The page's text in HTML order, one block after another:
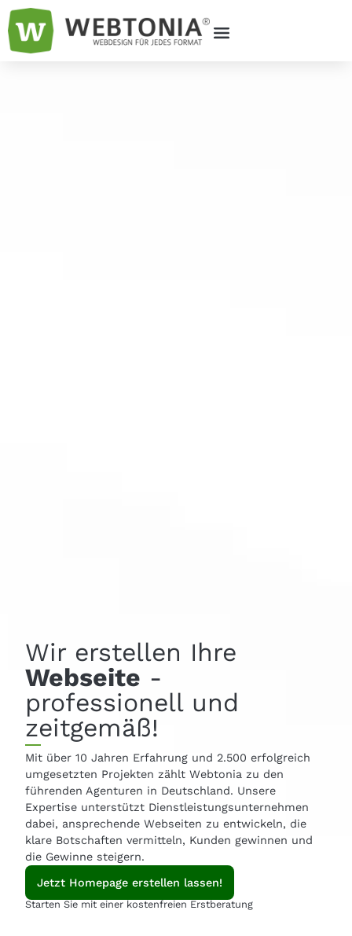
Wir erstellen Ihre
Webseite -
professionell und
zeitgemäß!
Mit über 10 Jahren Erfahrung und 2.500 erfolgreich
umgesetzten Projekten zählt Webtonia zu den
führenden Agenturen in Deutschland. Unsere
Expertise unterstützt Dienstleistungsunternehmen
dabei, ansprechende Webseiten zu entwickeln, die
klare Botschaften vermitteln, Kunden gewinnen und
die Gewinne steigern.
Jetzt Homepage erstellen lassen!
Starten Sie mit einer kostenfreien Erstberatung